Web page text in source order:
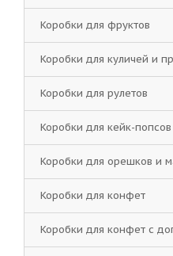
Коробки для фруктов
Коробки для куличей и
Коробки для рулетов
Коробки для кейк-попсов
Коробки для орешков и
Коробки для конфет
Коробки для конфет с